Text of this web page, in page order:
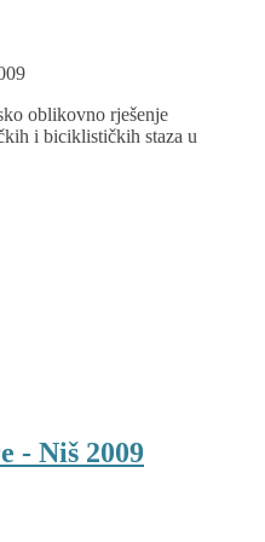
oblikovno rješenje
i biciklističkih staza u
- Niš 2009